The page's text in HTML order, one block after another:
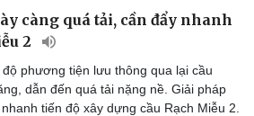
Podcast
càng quá tải, cần đẩy nhanh
2
độ phương tiện lưu thông qua lại cầu
dẫn đến quá tải nặng nề. Giải pháp
tiến độ xây dựng cầu Rạch Miễu 2.